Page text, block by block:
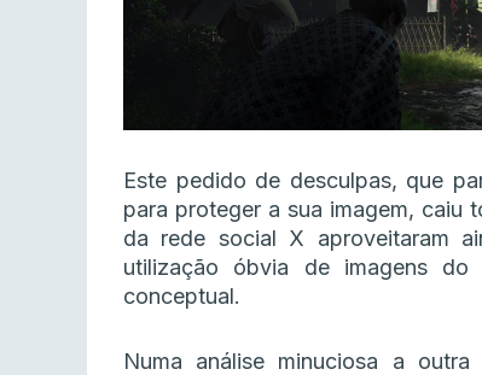
Este pedido de desculpas, que
para proteger a sua imagem, caiu
da rede social X aproveitaram
utilização óbvia de imagens
conceptual.
Numa análise minuciosa a